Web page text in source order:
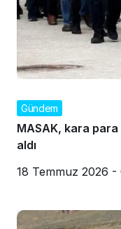
Gündem
MASAK, kara
aldı
18 Temmuz 2026 -